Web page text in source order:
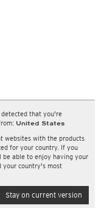
that you're
United States
websites with the products
for your country. If you
able to enjoy having your
your country's most
Stay on current version